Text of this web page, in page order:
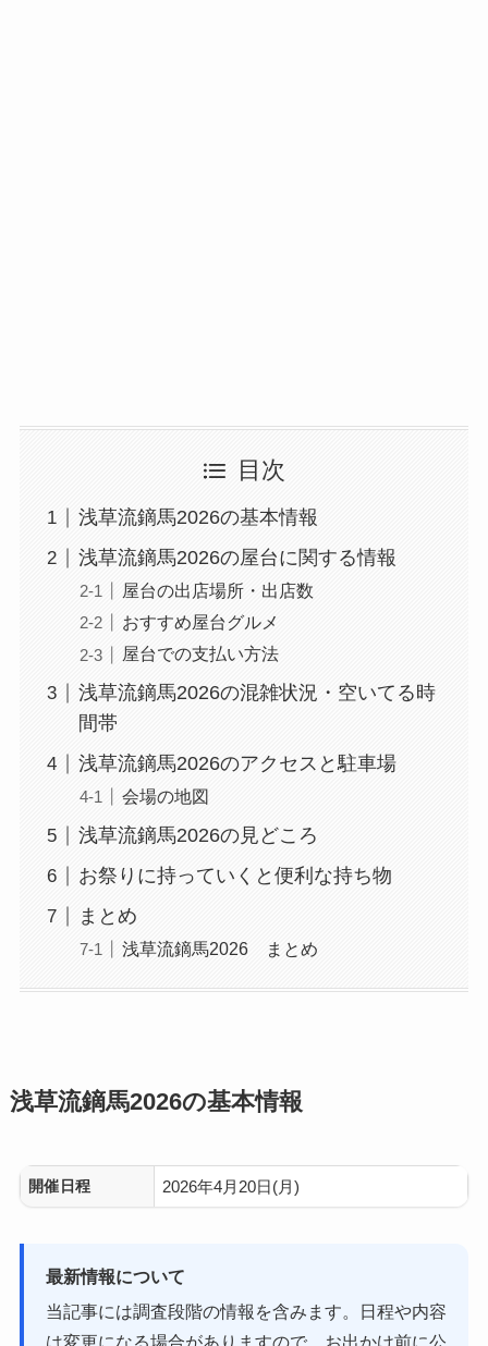
目次
浅草流鏑馬2026の基本情報
浅草流鏑馬2026の屋台に関する情報
屋台の出店場所・出店数
おすすめ屋台グルメ
屋台での支払い方法
浅草流鏑馬2026の混雑状況・空いてる時
間帯
浅草流鏑馬2026のアクセスと駐車場
会場の地図
浅草流鏑馬2026の見どころ
お祭りに持っていくと便利な持ち物
まとめ
浅草流鏑馬2026 まとめ
浅草流鏑馬2026の基本情報
開催日程 2026年4月20日(月)
最新情報について
当記事には調査段階の情報を含みます。日程や内容
は変更になる場合がありますので、お出かけ前に公